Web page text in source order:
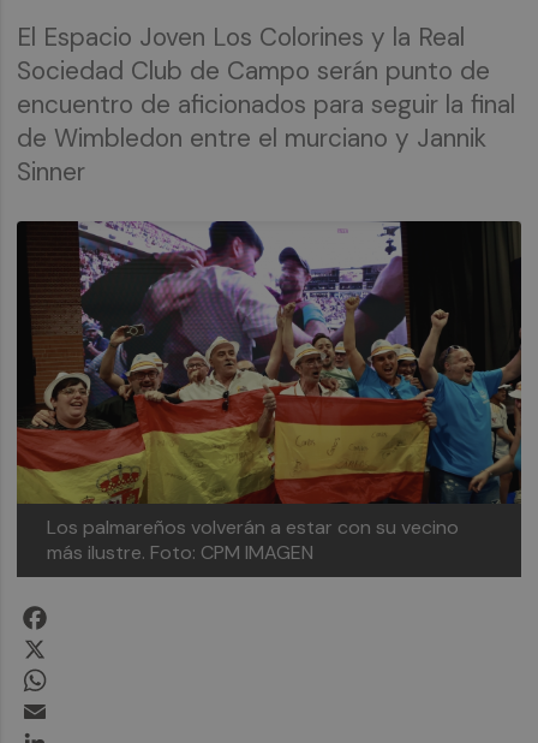
El Espacio Joven Los Colorines y la Real
Sociedad Club de Campo serán punto de
encuentro de aficionados para seguir la final
de Wimbledon entre el murciano y Jannik
Sinner
Los palmareños volverán a estar con su vecino
más ilustre. Foto: CPM IMAGEN